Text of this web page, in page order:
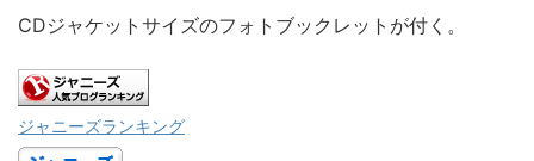
CDジャケットサイズのフォトブックレットが付く。
ジャニーズランキング